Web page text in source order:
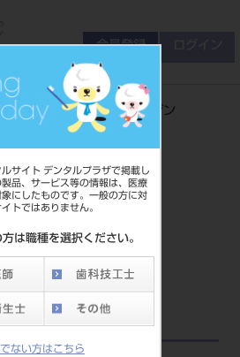
サイト デンタルプラザで掲載し
製品、サービス等の情報は、医療
にしたものです。一般の方に対
トではありません。
は職種を選択ください。
ない方はこちら
会員登録
ち情報
デンタルマガジン
ブラシ DENT.EX
ントケア）
ログイン